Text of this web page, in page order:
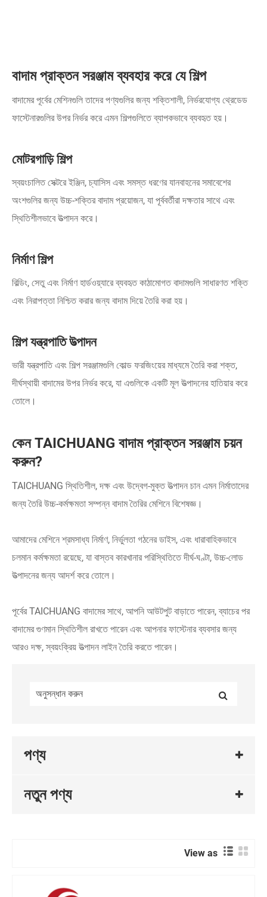
বাদাম প্রাক্তন সরঞ্জাম ব্যবহার করে যে শিল্প
বাদামের পূর্বের মেশিনগুলি তাদের পণ্যগুলির জন্য শক্তিশালী, নির্ভরযোগ্য থ্রেডেড
ফাস্টেনারগুলির উপর নির্ভর করে এমন শিল্পগুলিতে ব্যাপকভাবে ব্যবহৃত হয়।
মোটরগাড়ি শিল্প
স্বয়ংচালিত সেক্টরে ইঞ্জিন, চ্যাসিস এবং সমস্ত ধরণের যানবাহনের সমাবেশের
অংশগুলির জন্য উচ্চ-শক্তির বাদাম প্রয়োজন, যা পূর্ববর্তীরা দক্ষতার সাথে এবং
স্থিতিশীলভাবে উত্পাদন করে।
নির্মাণ শিল্প
বিল্ডিং, সেতু এবং নির্মাণ হার্ডওয়্যারে ব্যবহৃত কাঠামোগত বাদামগুলি সাধারণত শক্তি
এবং নিরাপত্তা নিশ্চিত করার জন্য বাদাম দিয়ে তৈরি করা হয়।
শিল্প যন্ত্রপাতি উত্পাদন
ভারী যন্ত্রপাতি এবং শিল্প সরঞ্জামগুলি কোল্ড ফরজিংয়ের মাধ্যমে তৈরি করা শক্ত,
দীর্ঘস্থায়ী বাদামের উপর নির্ভর করে, যা এগুলিকে একটি মূল উত্পাদনের হাতিয়ার করে
তোলে।
কেন TAICHUANG বাদাম প্রাক্তন সরঞ্জাম চয়ন
করুন?
TAICHUANG স্থিতিশীল, দক্ষ এবং উদ্বেগ-মুক্ত উত্পাদন চান এমন নির্মাতাদের
জন্য তৈরি উচ্চ-কর্মক্ষমতা সম্পন্ন বাদাম তৈরির মেশিনে বিশেষজ্ঞ।
আমাদের মেশিনে শ্রমসাধ্য নির্মাণ, নির্ভুলতা গঠনের ডাইস, এবং ধারাবাহিকভাবে
চলমান কর্মক্ষমতা রয়েছে, যা বাস্তব কারখানার পরিস্থিতিতে দীর্ঘ-ঘণ্টা, উচ্চ-লোড
উত্পাদনের জন্য আদর্শ করে তোলে।
পূর্বের TAICHUANG বাদামের সাথে, আপনি আউটপুট বাড়াতে পারেন, ব্যাচের পর
বাদামের গুণমান স্থিতিশীল রাখতে পারেন এবং আপনার ফাস্টেনার ব্যবসার জন্য
আরও দক্ষ, স্বয়ংক্রিয় উত্পাদন লাইন তৈরি করতে পারেন।
পণ্য
নতুন পণ্য
View as